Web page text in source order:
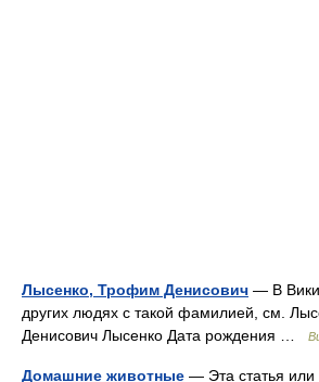
Лысенко, Трофим Денисович — В
других людях с такой фамилией, см.
Денисович Лысенко Дата рождения …
Домашние животные — Эта статья или